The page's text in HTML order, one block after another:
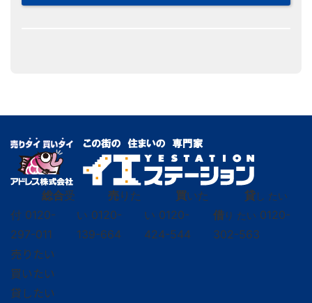
総合受
付 0120-
297-011
売りた
い 0120-
139-664
買いた
い 0120-
424-544
貸し たい
借り たい 0120-
302-563
売りたい
買いたい
貸したい